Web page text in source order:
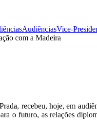
AudiênciasVice-
com a Madeira
recebeu, hoje, em
o futuro, as relações